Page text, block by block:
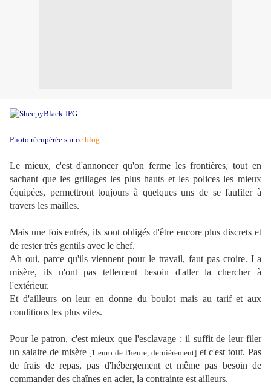
Photo récupérée sur ce blog.
Le mieux, c'est d'annoncer qu'on ferme les frontières, tout en
sachant que les grillages les plus hauts et les polices les mieux
équipées, permettront toujours à quelques uns de se faufiler à
travers les mailles.
Mais une fois entrés, ils sont obligés d'être encore plus discrets et
de rester très gentils avec le chef.
Ah oui, parce qu'ils viennent pour le travail, faut pas croire. La
misère, ils n'ont pas tellement besoin d'aller la chercher à
l'extérieur.
Et d'ailleurs on leur en donne du boulot mais au tarif et aux
conditions les plus viles.
Pour le patron, c'est mieux que l'esclavage : il suffit de leur filer
un salaire de misère [1 euro de l'heure, dernièrement]et c'est tout. Pas
de frais de repas, pas d'hébergement et même pas besoin de
commander des chaînes en acier, la contrainte est ailleurs.